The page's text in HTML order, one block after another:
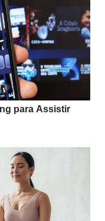
para Assistir